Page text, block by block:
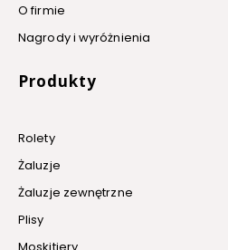
O firmie
Nagrody i wyróżnienia
Produkty
Rolety
Żaluzje
Żaluzje zewnętrzne
Plisy
Moskitiery